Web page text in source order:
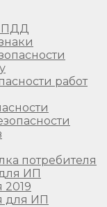
ПДД
работ
потребителя
ИП
2019
для ИП